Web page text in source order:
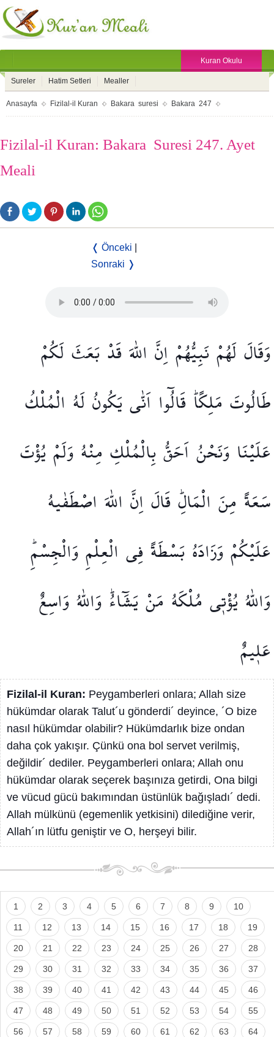
Kuran Okulu
Sureler Hatim Setleri Mealler
Anasayfa Fizilal-il Kuran Bakara suresi Bakara 247
Fizilal-il Kuran: Bakara Suresi 247. Ayet
Meali
❬ Önceki
Sonraki ❭
وَقَالَلَهُمْنَبِيُّهُمْاِنَّ اللّٰهَ قَدْ بَعَثَلَكُمْ
طَالُوتَ مَلِكًاۜ قَالُٓوا اَنّٰىيَكُونُلَهُ الْمُلْكُ
عَلَيْنَا وَنَحْنُاَحَقُّبِالْمُلْكِ مِنْهُ وَلَمْيُؤْتَ
سَعَةً مِنَ الْمَالِۜ قَالَاِنَّ اللّٰهَ اصْطَفٰيهُ
عَلَيْكُمْوَزَادَهُ بَسْطَةًفِي الْعِلْمِوَالْجِسْمِۜ
وَاللّٰهُيُؤْت۪ي مُلْكَهُ مَنْيَشَٓاءُۜ وَاللّٰهُوَاسِعٌ
عَل۪يمٌ
Fizilal-il Kuran: Peygamberleri onlara; Allah size
hükümdar olarak Talut´u gönderdi´ deyince, ´O bize
nasıl hükümdar olabilir? Hükümdarlık bize ondan
daha çok yakışır. Çünkü ona bol servet verilmiş,
değildir´ dediler. Peygamberleri onlara; Allah onu
hükümdar olarak seçerek başınıza getirdi, Ona bilgi
ve vücud gücü bakımından üstünlük bağışladı´ dedi.
Allah mülkünü (egemenlik yetkisini) dilediğine verir,
Allah´ın lütfu geniştir ve O, herşeyi bilir.
1 2 3 4 5 6 7 8 9 10
11 12 13 14 15 16 17 18 19
20 21 22 23 24 25 26 27 28
29 30 31 32 33 34 35 36 37
38 39 40 41 42 43 44 45 46
47 48 49 50 51 52 53 54 55
56 57 58 59 60 61 62 63 64